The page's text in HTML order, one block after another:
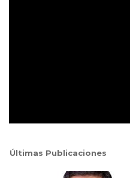
Últimas Publicaciones